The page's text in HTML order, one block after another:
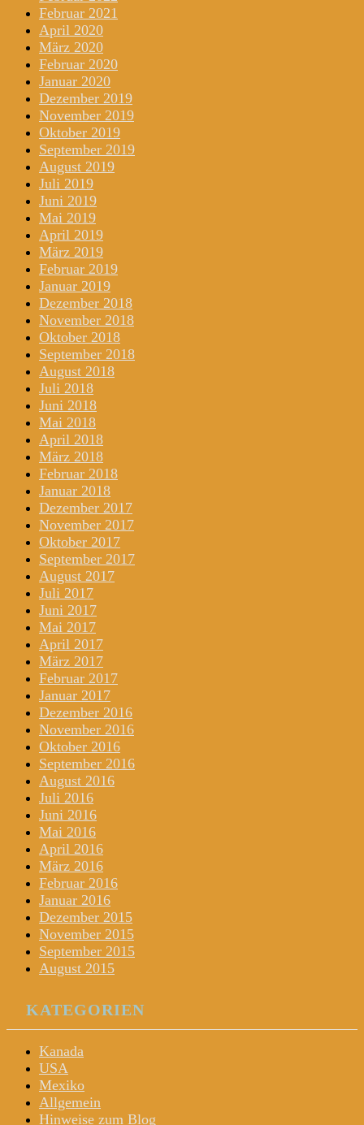
Februar 2021
April 2020
März 2020
Februar 2020
Januar 2020
Dezember 2019
November 2019
Oktober 2019
September 2019
August 2019
Juli 2019
Juni 2019
Mai 2019
April 2019
März 2019
Februar 2019
Januar 2019
Dezember 2018
November 2018
Oktober 2018
September 2018
August 2018
Juli 2018
Juni 2018
Mai 2018
April 2018
März 2018
Februar 2018
Januar 2018
Dezember 2017
November 2017
Oktober 2017
September 2017
August 2017
Juli 2017
Juni 2017
Mai 2017
April 2017
März 2017
Februar 2017
Januar 2017
Dezember 2016
November 2016
Oktober 2016
September 2016
August 2016
Juli 2016
Juni 2016
Mai 2016
April 2016
März 2016
Februar 2016
Januar 2016
Dezember 2015
November 2015
September 2015
August 2015
KATEGORIEN
Kanada
USA
Mexiko
Allgemein
Hinweise zum Blog